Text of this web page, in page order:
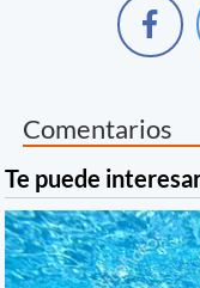
Comentarios